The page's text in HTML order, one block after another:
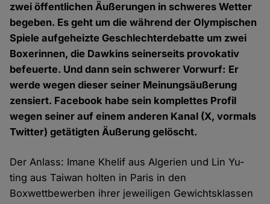
zwei öffentlichen Äußerungen in schweres Wetter
begeben. Es geht um die während der Olympischen
Spiele aufgeheizte Geschlechterdebatte um zwei
Boxerinnen, die Dawkins seinerseits provokativ
befeuerte. Und dann sein schwerer Vorwurf: Er
werde wegen dieser seiner Meinungsäußerung
zensiert. Facebook habe sein komplettes Profil
wegen seiner auf einem anderen Kanal (X, vormals
Twitter) getätigten Äußerung gelöscht.
Der Anlass: Imane Khelif aus Algerien und Lin Yu-
ting aus Taiwan holten in Paris in den
Boxwettbewerben ihrer jeweiligen Gewichtsklassen